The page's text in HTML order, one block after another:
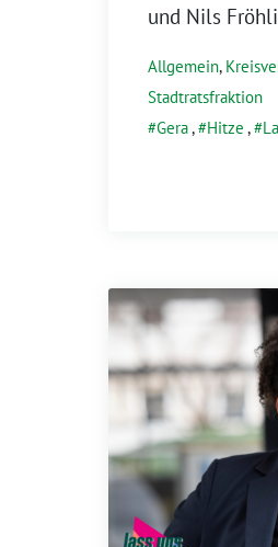
und Nils
Allgemein,
Stadtratsfraktion
Gera, Hitze ,